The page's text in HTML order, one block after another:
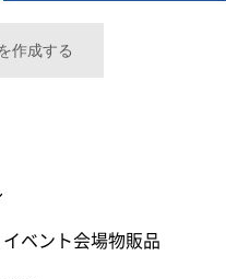
作成する
ベント会場物販品